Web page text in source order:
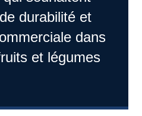
durabilité et
dans
et légumes